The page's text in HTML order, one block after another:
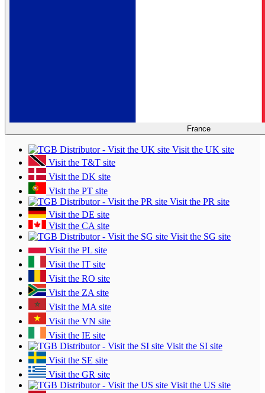
France
Visit the UK site
Visit the T&T site
Visit the DK site
Visit the PT site
Visit the PR site
Visit the DE site
Visit the CA site
Visit the SG site
Visit the PL site
Visit the IT site
Visit the RO site
Visit the ZA site
Visit the MA site
Visit the VN site
Visit the IE site
Visit the SI site
Visit the SE site
Visit the GR site
Visit the US site